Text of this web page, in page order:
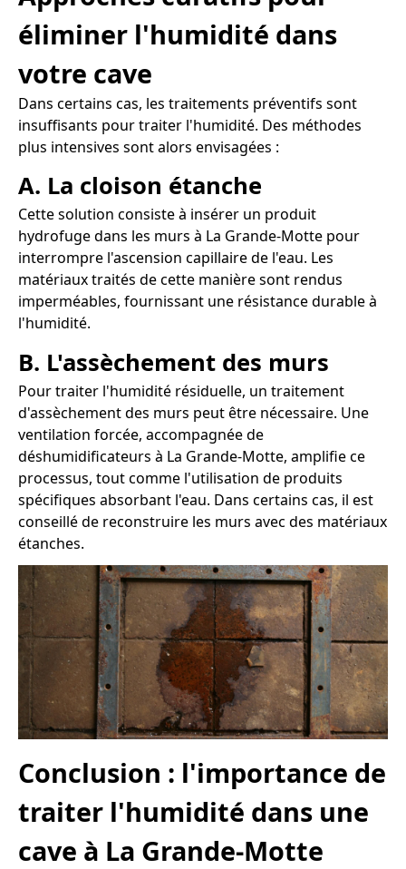
éliminer l'humidité dans
votre cave
Dans certains cas, les traitements préventifs sont
insuffisants pour traiter l'humidité. Des méthodes
plus intensives sont alors envisagées :
A. La cloison étanche
Cette solution consiste à insérer un produit
hydrofuge dans les murs à La Grande-Motte pour
interrompre l'ascension capillaire de l'eau. Les
matériaux traités de cette manière sont rendus
imperméables, fournissant une résistance durable à
l'humidité.
B. L'assèchement des murs
Pour traiter l'humidité résiduelle, un traitement
d'assèchement des murs peut être nécessaire. Une
ventilation forcée, accompagnée de
déshumidificateurs à La Grande-Motte, amplifie ce
processus, tout comme l'utilisation de produits
spécifiques absorbant l'eau. Dans certains cas, il est
conseillé de reconstruire les murs avec des matériaux
étanches.
Conclusion : l'importance de
traiter l'humidité dans une
cave à La Grande-Motte